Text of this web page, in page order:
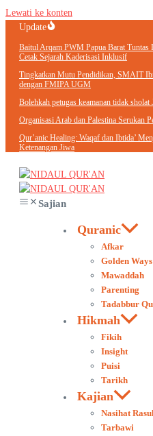
Lewati ke konten
Update
Baitul Arqam PWM Papua Barat
Cetak Sejarah Kaderisasi Inklusif
Tingkatkan Mutu Pendidikan, SMAIT
dengan FMIPA UGM
Bolehkah petugas keamanan tidak sholat
Organisasi Arab dan Palestina Serukan
Qur’anic Healing: Waqaf dan Ibtida’
Ketenangan Jiwa
Sajian
Quranic
Afkar
Golden Ways
Mawaddah
Parenting
Tadabbur
Hikmah
Fikih
Insight
Puisi
Tarikh
Kajian
Nasihat
Tarbawi